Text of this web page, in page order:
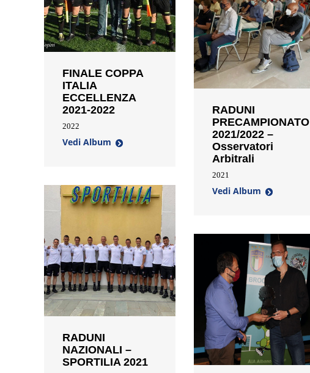
FINALE COPPA
ITALIA
ECCELLENZA
2021-2022
2022
Vedi Album
RADUNI
PRECAMPIONATO
2021/2022 –
Osservatori
Arbitrali
2021
Vedi Album
RADUNI
NAZIONALI –
SPORTILIA 2021